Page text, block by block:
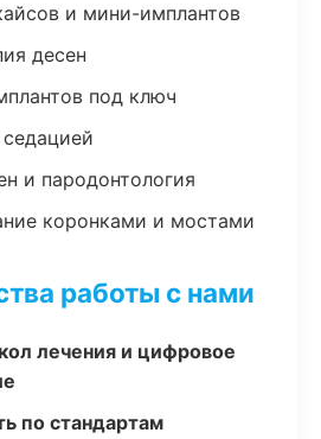
и мини-имплантов
десен
под ключ
и пародонтология
коронками и мостами
работы с нами
лечения и цифровое
по стандартам